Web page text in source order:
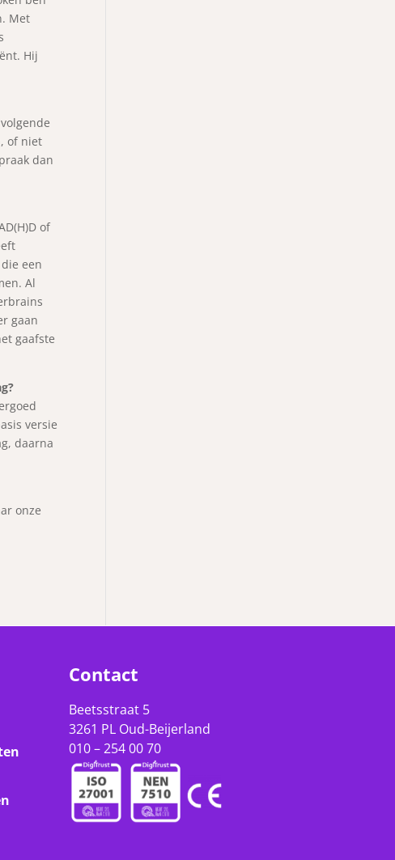
Met
Hij
of niet
dan
of
een
Al
gaan
gaafste
versie
daarna
onze
Contact
Beetsstraat 5
3261 PL Oud-Beijerland
010 – 254 00 70